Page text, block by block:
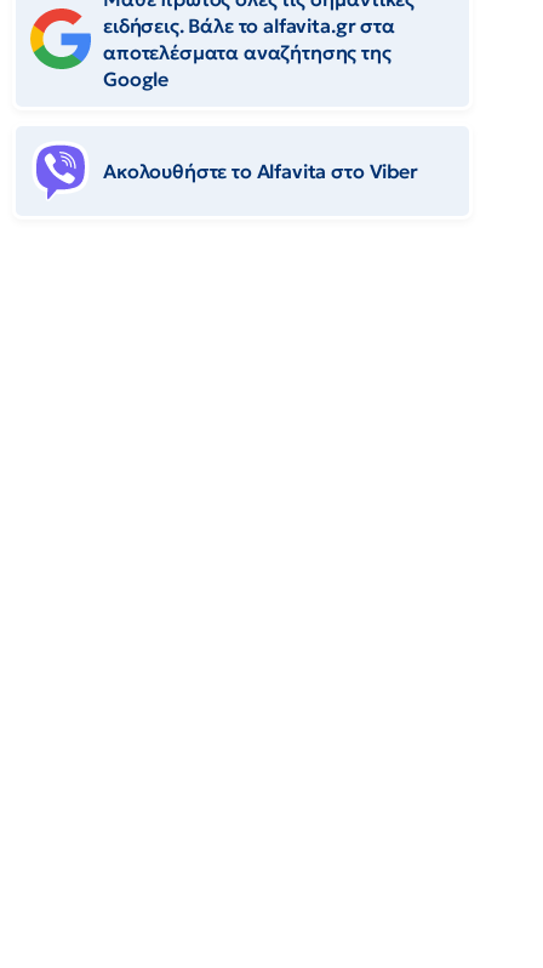
ειδήσεις. Βάλε το alfavita.gr στα
αποτελέσματα αναζήτησης της
Google
Ακολουθήστε το Αlfavita στο Viber